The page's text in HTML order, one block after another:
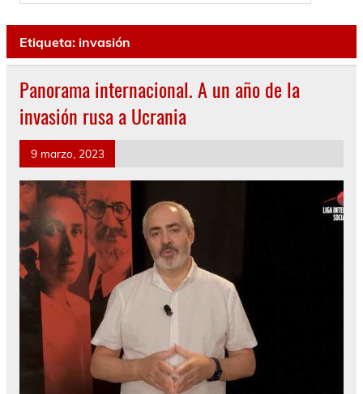
Etiqueta: invasión
Panorama internacional. A un año de la
invasión rusa a Ucrania
9 marzo, 2023